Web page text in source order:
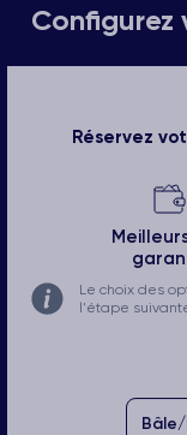
Réservez
Le choix des
l'étape